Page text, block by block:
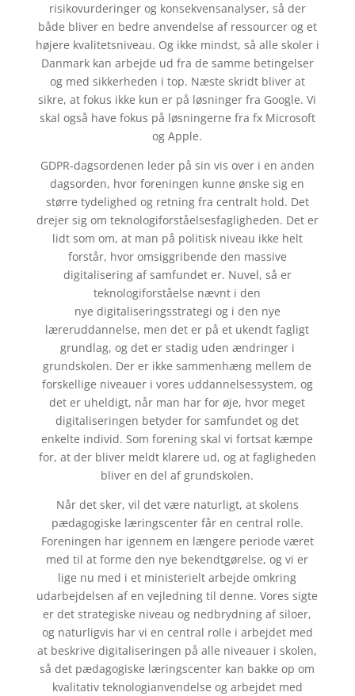
risikovurderinger og konsekvensanalyser, så der
både bliver en bedre anvendelse af ressourcer og et
højere kvalitetsniveau. Og ikke mindst, så alle skoler i
Danmark kan arbejde ud fra de samme betingelser
og med sikkerheden i top. Næste skridt bliver at
sikre, at fokus ikke kun er på løsninger fra Google. Vi
skal også have fokus på løsningerne fra fx Microsoft
og Apple.
GDPR-dagsordenen leder på sin vis over i en anden
dagsorden, hvor foreningen kunne ønske sig en
større tydelighed og retning fra centralt hold. Det
drejer sig om teknologiforståelsesfagligheden. Det er
lidt som om, at man på politisk niveau ikke helt
forstår, hvor omsiggribende den massive
digitalisering af samfundet er. Nuvel, så er
teknologiforståelse nævnt i den
nye digitaliseringsstrategi og i den nye
læreruddannelse, men det er på et ukendt fagligt
grundlag, og det er stadig uden ændringer i
grundskolen. Der er ikke sammenhæng mellem de
forskellige niveauer i vores uddannelsessystem, og
det er uheldigt, når man har for øje, hvor meget
digitaliseringen betyder for samfundet og det
enkelte individ. Som forening skal vi fortsat kæmpe
for, at der bliver meldt klarere ud, og at fagligheden
bliver en del af grundskolen.
Når det sker, vil det være naturligt, at skolens
pædagogiske læringscenter får en central rolle.
Foreningen har igennem en længere periode været
med til at forme den nye bekendtgørelse, og vi er
lige nu med i et ministerielt arbejde omkring
udarbejdelsen af en vejledning til denne. Vores sigte
er det strategiske niveau og nedbrydning af siloer,
og naturligvis har vi en central rolle i arbejdet med
at beskrive digitaliseringen på alle niveauer i skolen,
så det pædagogiske læringscenter kan bakke op om
kvalitativ teknologianvendelse og arbejdet med